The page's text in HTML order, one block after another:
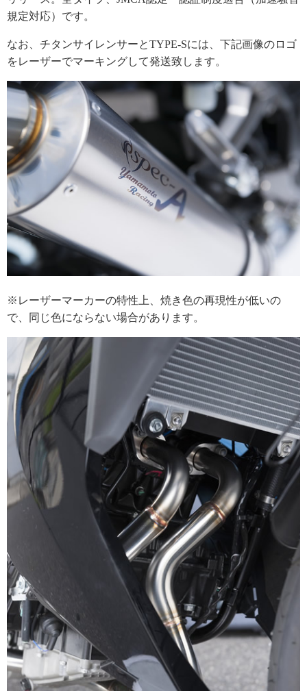
規定対応）です。
なお、チタンサイレンサーとTYPE-Sには、下記画像のロゴ
をレーザーでマーキングして発送致します。
※レーザーマーカーの特性上、焼き色の再現性が低いの
で、同じ色にならない場合があります。